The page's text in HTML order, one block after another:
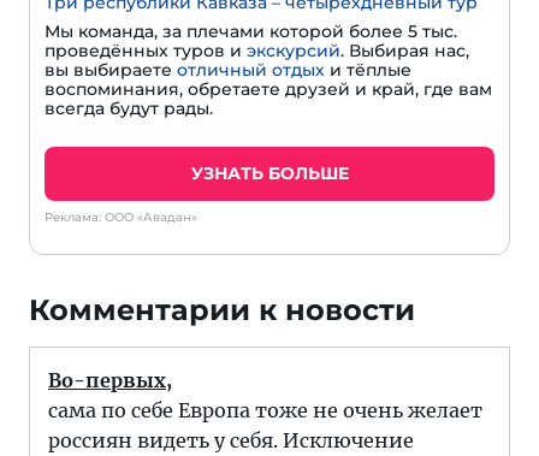
Мы команда, за плечами которой более 5 тыс.
проведённых туров и экскурсий. Выбирая нас,
вы выбираете отличный отдых и тёплые
воспоминания, обретаете друзей и край, где вам
всегда будут рады.
УЗНАТЬ БОЛЬШЕ
Реклама: ООО «Авадан»
Комментарии к новости
Во-первых,
сама по себе Европа тоже не очень желает
россиян видеть у себя. Исключение